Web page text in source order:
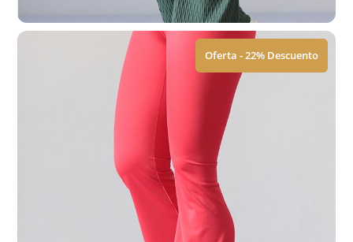
Leggings | ACM
579.00 $449.00
Oferta - 22% Descuento